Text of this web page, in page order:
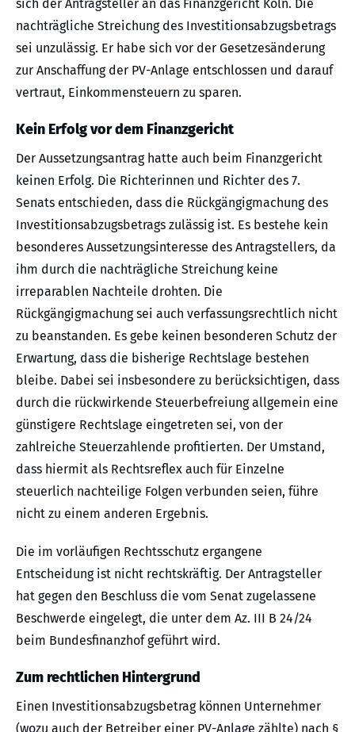
sich der Antragsteller an das Finanzgericht Köln. Die
nachträgliche Streichung des Investitionsabzugsbetrags
sei unzulässig. Er habe sich vor der Gesetzesänderung
zur Anschaffung der PV-Anlage entschlossen und darauf
vertraut, Einkommensteuern zu sparen.
Kein Erfolg vor dem Finanzgericht
Der Aussetzungsantrag hatte auch beim Finanzgericht
keinen Erfolg. Die Richterinnen und Richter des 7.
Senats entschieden, dass die Rückgängigmachung des
Investitionsabzugsbetrags zulässig ist. Es bestehe kein
besonderes Aussetzungsinteresse des Antragstellers, da
ihm durch die nachträgliche Streichung keine
irreparablen Nachteile drohten. Die
Rückgängigmachung sei auch verfassungsrechtlich nicht
zu beanstanden. Es gebe keinen besonderen Schutz der
Erwartung, dass die bisherige Rechtslage bestehen
bleibe. Dabei sei insbesondere zu berücksichtigen, dass
durch die rückwirkende Steuerbefreiung allgemein eine
günstigere Rechtslage eingetreten sei, von der
zahlreiche Steuerzahlende profitierten. Der Umstand,
dass hiermit als Rechtsreflex auch für Einzelne
steuerlich nachteilige Folgen verbunden seien, führe
nicht zu einem anderen Ergebnis.
Die im vorläufigen Rechtsschutz ergangene
Entscheidung ist nicht rechtskräftig. Der Antragsteller
hat gegen den Beschluss die vom Senat zugelassene
Beschwerde eingelegt, die unter dem Az. III B 24/24
beim Bundesfinanzhof geführt wird.
Zum rechtlichen Hintergrund
Einen Investitionsabzugsbetrag können Unternehmer
(wozu auch der Betreiber einer PV-Anlage zählte) nach §